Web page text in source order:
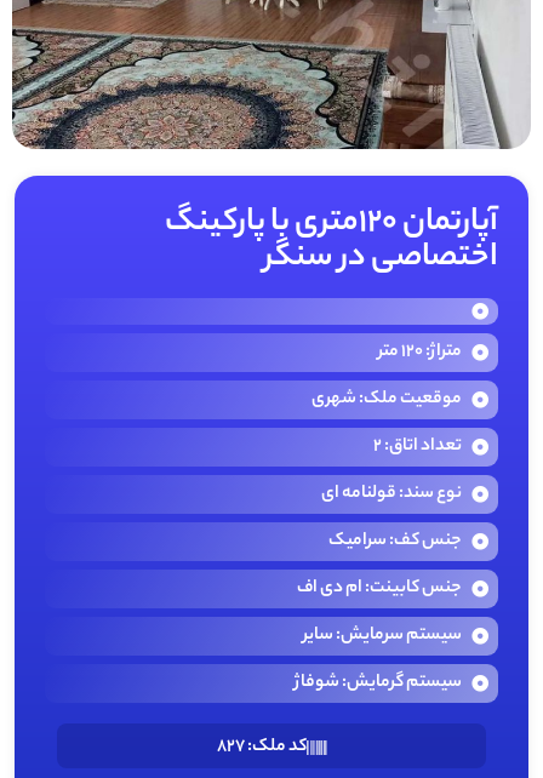
آپارتمان ۱۲۰متری با پارکینگ
اختصاصی در سنگر
متراژ: 120 متر
موقعیت ملک: شهری
تعداد اتاق: 2
نوع سند: قولنامه ای
جنس کف: سرامیک
جنس کابینت: ام دی اف
سیستم سرمایش: سایر
سیستم گرمایش: شوفاژ
کد ملک: 827